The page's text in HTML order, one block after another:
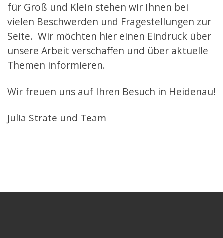
für Groß und Klein stehen wir Ihnen bei
vielen Beschwerden und Fragestellungen zur
Seite. Wir möchten hier einen Eindruck über
unsere Arbeit verschaffen und über aktuelle
Themen informieren.
Wir freuen uns auf Ihren Besuch in Heidenau!
Julia Strate und Team